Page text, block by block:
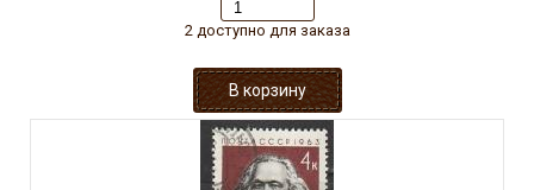
2 доступно для заказа